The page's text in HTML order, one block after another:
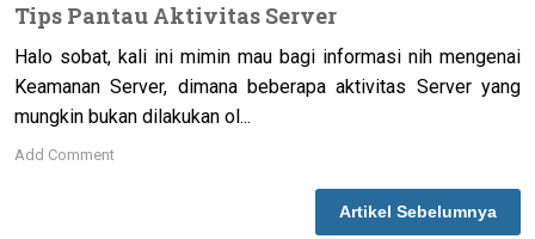
Tips Pantau Aktivitas Server
Halo sobat, kali ini mimin mau bagi informasi nih mengenai
Keamanan Server, dimana beberapa aktivitas Server yang
mungkin bukan dilakukan ol...
Add Comment
Artikel Sebelumnya